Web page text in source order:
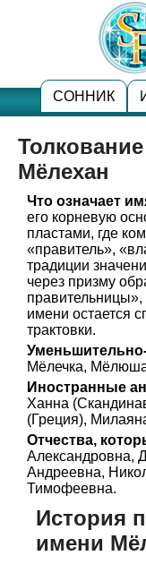
СОННИК
Мёлехан
Что означает
его корневую
пластами, где
«правитель»,
традиции
через призму
правительницы»,
имени остается
трактовки.
Мёлечка,
Иностранные
Ханна
(Греция),
Отчества,
Александровна,
Андреевна,
Тимофеевна.
История
имени